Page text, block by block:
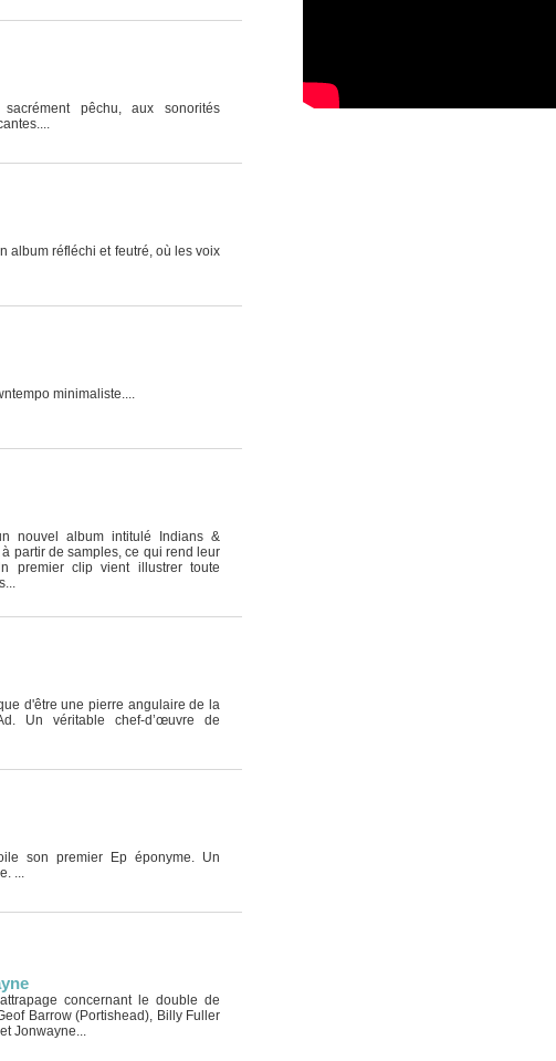
pêchu, aux sonorités
album réfléchi et feutré, où les voix
minimaliste....
nouvel album intitulé Indians &
partir de samples, ce qui rend leur
premier clip vient illustrer toute
d'être une pierre angulaire de la
Un véritable chef-d’œuvre de
son premier Ep éponyme. Un
...
concernant le double de
Barrow (Portishead), Billy Fuller
Jonwayne...